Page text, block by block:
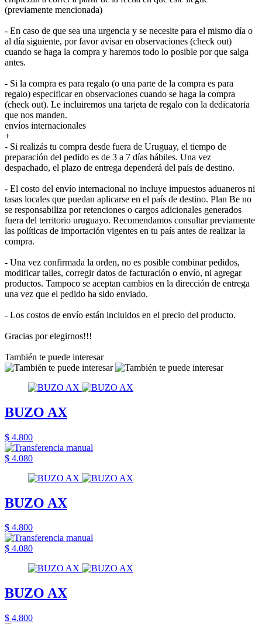
(previamente mencionada)
- En caso de que sea una urgencia y se necesite para el mismo día o
al día siguiente, por favor avisar en observaciones (check out)
cuando se haga la compra y haremos todo lo posible por que salga
antes.
- Si la compra es para regalo (o una parte de la compra es para
regalo) especificar en observaciones cuando se haga la compra
(check out). Le incluiremos una tarjeta de regalo con la dedicatoria
que nos manden.
envíos internacionales
+
- Si realizás tu compra desde fuera de Uruguay, el tiempo de
preparación del pedido es de 3 a 7 días hábiles. Una vez
despachado, el plazo de entrega dependerá del país de destino.
- El costo del envío internacional no incluye impuestos aduaneros ni
tasas locales que puedan aplicarse en el país de destino. Plan Be no
se responsabiliza por retenciones o cargos adicionales generados
fuera del territorio uruguayo. Recomendamos consultar previamente
las políticas de importación vigentes en tu país antes de realizar la
compra.
- Una vez confirmada la orden, no es posible combinar pedidos,
modificar talles, corregir datos de facturación o envío, ni agregar
productos. Tampoco se aceptan cambios en la dirección de entrega
una vez que el pedido ha sido enviado.
- Los costos de envío están incluidos en el precio del producto.
Gracias por elegirnos!!!
También te puede interesar
BUZO AX
$ 4.800
$ 4.080
BUZO AX
$ 4.800
$ 4.080
BUZO AX
$ 4.800